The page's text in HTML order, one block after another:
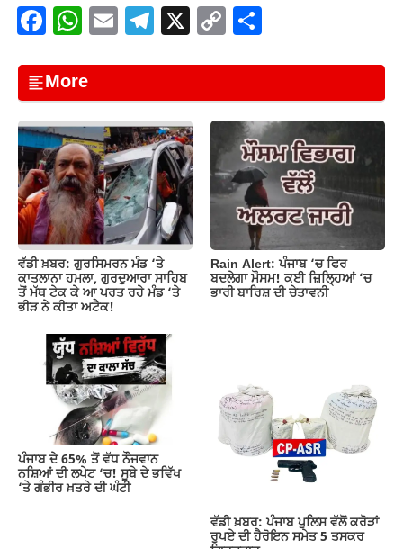
F
c
e
b
o
o
k
W
at
s
A
p
p
E
ail
T
e
gr
a
m
X C
p
y
Li
n
k
ar
e
More
ਵੱਡੀ ਖ਼ਬਰ: ਗੁਰਸਿਮਰਨ ਮੰਡ ‘ਤੇ
ਕਾਤਲਾਨਾ ਹਮਲਾ, ਗੁਰਦੁਆਰਾ ਸਾਹਿਬ
ਤੋਂ ਮੱਥ ਟੇਕ ਕੇ ਆ ਪਰਤ ਰਹੇ ਮੰਡ ‘ਤੇ
ਭੀੜ ਨੇ ਕੀਤਾ ਅਟੈਕ!
Rain Alert: ਪੰਜਾਬ ‘ਚ ਫਿਰ
ਬਦਲੇਗਾ ਮੌਸਮ! ਕਈ ਜ਼ਿਲ੍ਹਿਆਂ ‘ਚ
ਭਾਰੀ ਬਾਰਿਸ਼ ਦੀ ਚੇਤਾਵਨੀ
ਪੰਜਾਬ ਦੇ 65% ਤੋਂ ਵੱਧ ਨੌਜਵਾਨ
ਨਸ਼ਿਆਂ ਦੀ ਲਪੇਟ ‘ਚ! ਸੂਬੇ ਦੇ ਭਵਿੱਖ
‘ਤੇ ਗੰਭੀਰ ਖ਼ਤਰੇ ਦੀ ਘੰਟੀ
ਵੱਡੀ ਖ਼ਬਰ: ਪੰਜਾਬ ਪੁਲਿਸ ਵੱਲੋਂ ਕਰੋੜਾਂ
ਰੁਪਏ ਦੀ ਹੈਰੋਇਨ ਸਮੇਤ 5 ਤਸਕਰ